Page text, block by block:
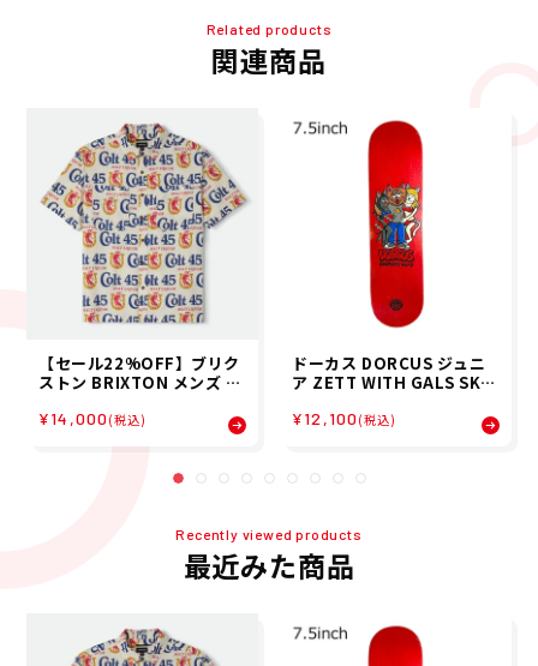
Related products
関連商品
【セール22%OFF】ブリク
ストン BRIXTON メンズ 半
ON S/S WVN 01506 26SP
¥14,000 (税込)
ドーカス DORCUS ジュニ
ア ZETT WITH GALS SKA
ド デッキ 17341T840072-
¥12,100 (税込)
Recently viewed products
最近みた商品